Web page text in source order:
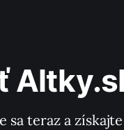
sa teraz a